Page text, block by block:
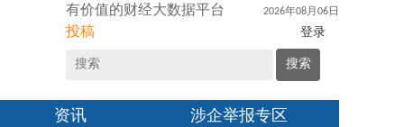
有价值的财经大数据平台
投稿
2026年08月06日
登录
搜索
资讯 涉企举报专区